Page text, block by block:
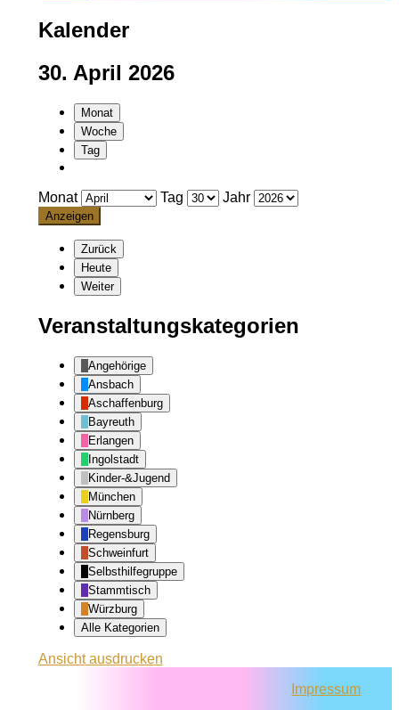
Kalender
30. April 2026
Monat
Woche
Tag
Monat Tag Jahr
Zurück
Heute
Weiter
Veranstaltungskategorien
Angehörige
Ansbach
Aschaffenburg
Bayreuth
Erlangen
Ingolstadt
Kinder-&Jugend
München
Nürnberg
Regensburg
Schweinfurt
Selbsthilfegruppe
Stammtisch
Würzburg
Alle Kategorien
Ansichtausdrucken
Impressum